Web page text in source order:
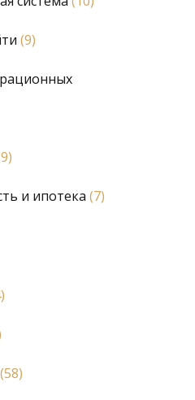
(9)
и ипотека (7)
(58)